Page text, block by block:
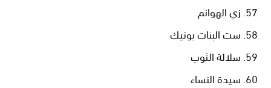
زي الهوانم
ست البنات بوتيك
سلالة الثوب
سيدة النساء